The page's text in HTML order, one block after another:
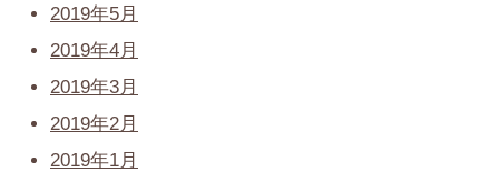
2019年5月
2019年4月
2019年3月
2019年2月
2019年1月